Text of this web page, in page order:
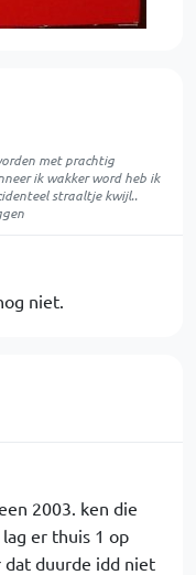
met prachtig
ik wakker word heb ik
straaltje kwijl..
niet.
2003. ken die
er thuis 1 op
dat duurde idd niet